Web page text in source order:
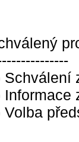
Schválení
Informace
Volba